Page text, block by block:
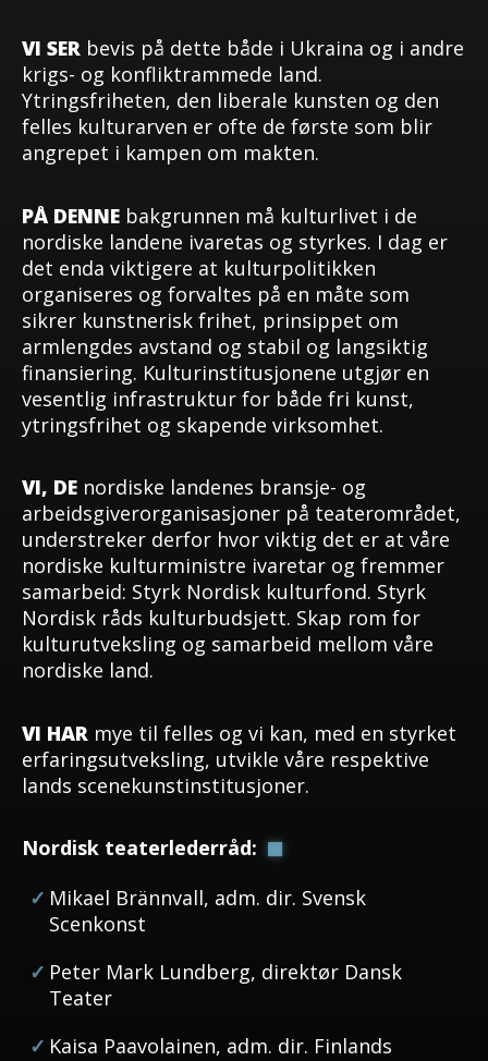
VI SER bevis på dette både i Ukraina og i andre
krigs- og konfliktrammede land.
Ytringsfriheten, den liberale kunsten og den
felles kulturarven er ofte de første som blir
angrepet i kampen om makten.
PÅ DENNE bakgrunnen må kulturlivet i de
nordiske landene ivaretas og styrkes. I dag er
det enda viktigere at kulturpolitikken
organiseres og forvaltes på en måte som
sikrer kunstnerisk frihet, prinsippet om
armlengdes avstand og stabil og langsiktig
finansiering. Kulturinstitusjonene utgjør en
vesentlig infrastruktur for både fri kunst,
ytringsfrihet og skapende virksomhet.
VI, DE nordiske landenes bransje- og
arbeidsgiverorganisasjoner på teaterområdet,
understreker derfor hvor viktig det er at våre
nordiske kulturministre ivaretar og fremmer
samarbeid: Styrk Nordisk kulturfond. Styrk
Nordisk råds kulturbudsjett. Skap rom for
kulturutveksling og samarbeid mellom våre
nordiske land.
VI HAR mye til felles og vi kan, med en styrket
erfaringsutveksling, utvikle våre respektive
lands scenekunstinstitusjoner.
Nordisk teaterlederråd:
Mikael Brännvall, adm. dir. Svensk
Scenkonst
Peter Mark Lundberg, direktør Dansk
Teater
Kaisa Paavolainen, adm. dir. Finlands